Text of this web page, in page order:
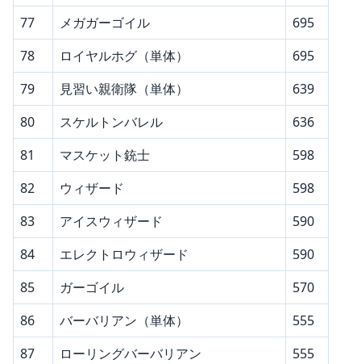
77
メガガーゴイル
695
78
ロイヤルホグ（単体）
695
79
見習い親衛隊（単体）
639
80
スケルトンバレル
636
81
マスケット銃士
598
82
ウィザード
598
83
アイスウィザード
590
84
エレクトロウィザード
590
85
ガーゴイル
570
86
バーバリアン（単体）
555
87
ローリングバーバリアン
555